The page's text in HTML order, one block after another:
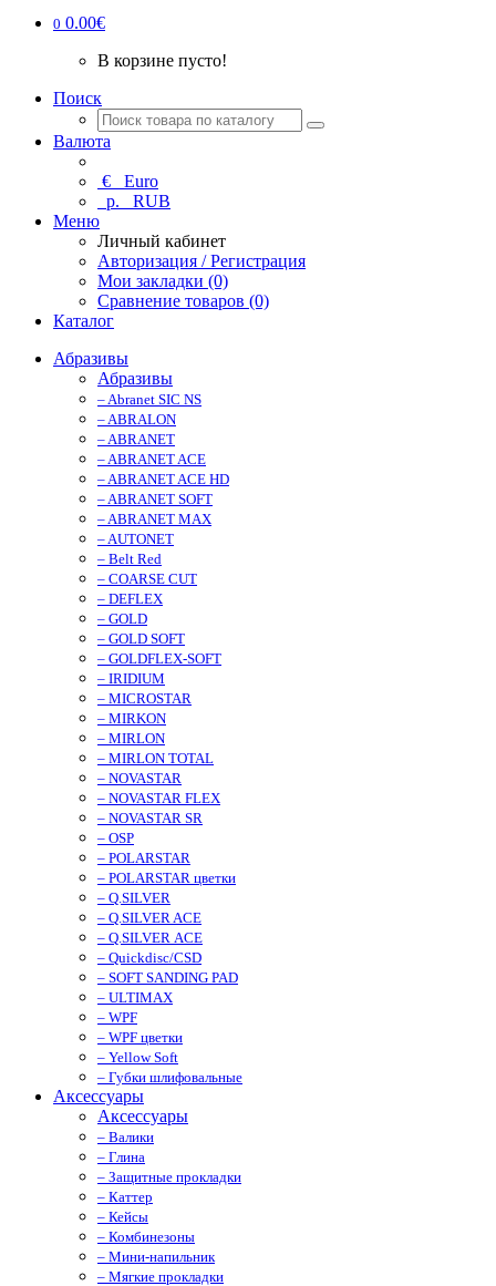
0 0.00€
В корзине пусто!
Поиск
Валюта
€ Euro
р. RUB
Меню
Личный кабинет
Авторизация / Регистрация
Мои закладки (0)
Сравнение товаров (0)
Каталог
Абразивы
Абразивы
– Abranet SIC NS
– ABRALON
– ABRANET
– ABRANET ACE
– ABRANET ACE HD
– ABRANET SOFT
– ABRANET MAX
– AUTONET
– Belt Red
– COARSE CUT
– DEFLEX
– GOLD
– GOLD SOFT
– GOLDFLEX-SOFT
– IRIDIUM
– MICROSTAR
– MIRKON
– MIRLON
– MIRLON TOTAL
– NOVASTAR
– NOVASTAR FLEX
– NOVASTAR SR
– OSP
– POLARSTAR
– POLARSTAR цветки
– Q.SILVER
– Q.SILVER ACE
– Q.SILVER ACE
– Quickdisc/CSD
– SOFT SANDING PAD
– ULTIMAX
– WPF
– WPF цветки
– Yellow Soft
– Губки шлифовальные
Аксессуары
Аксессуары
– Валики
– Глина
– Защитные прокладки
– Каттер
– Кейсы
– Комбинезоны
– Мини-напильник
– Мягкие прокладки